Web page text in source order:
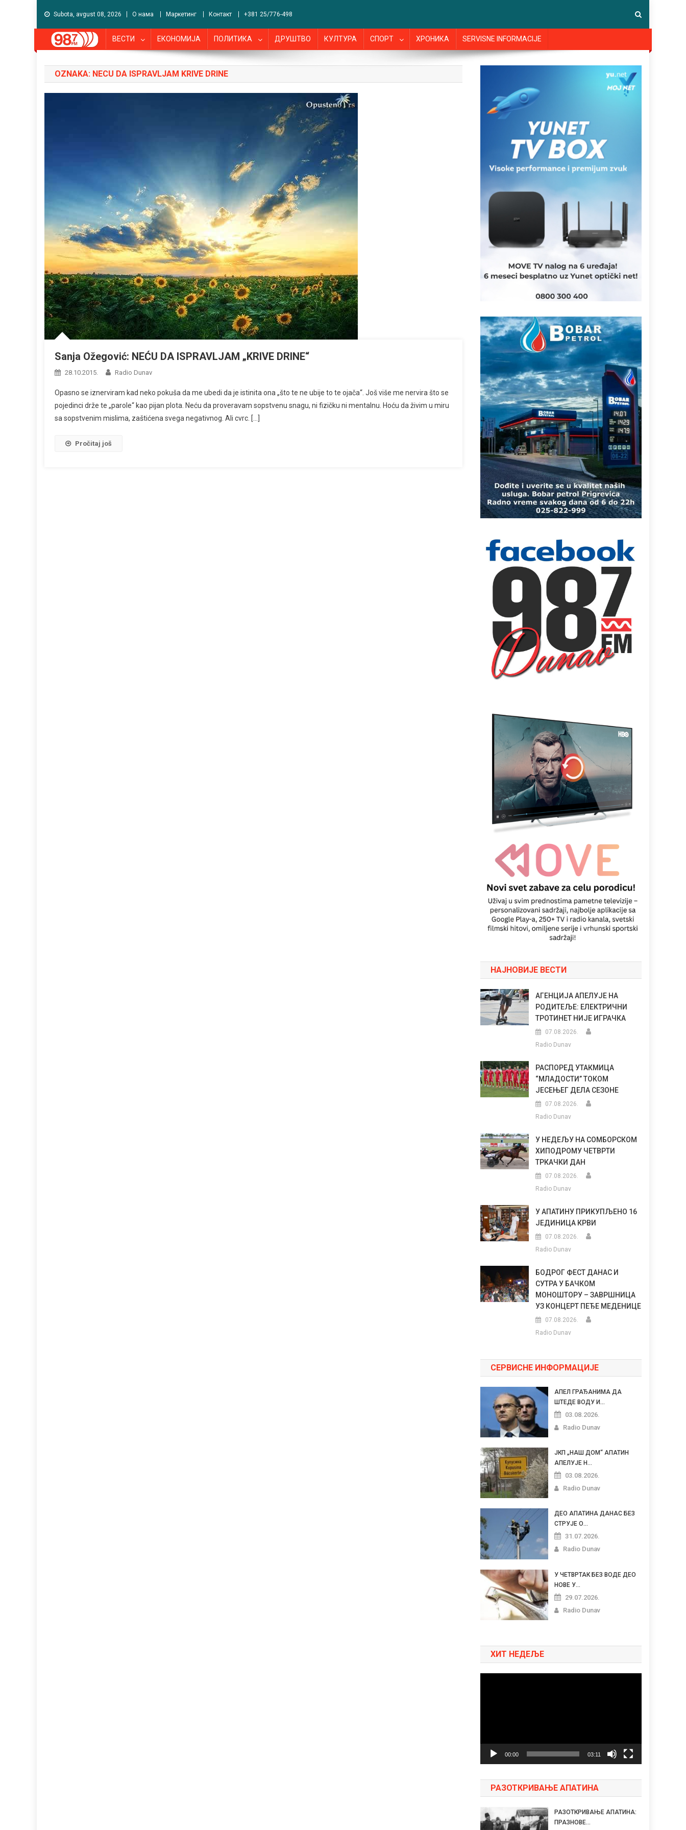
Subota, avgust 08, 2026 О нама Маркетинг Контакт +381 25/776-498
ВЕСТИ ЕКОНОМИЈА ПОЛИТИКА ДРУШТВО КУЛТУРА СПОРТ ХРОНИКА SERVISNE INFORMACIJE
OZNAKA: NECU DA ISPRAVLJAM KRIVE DRINE
Sanja Ožegović: NEĆU DA ISPRAVLJAM „KRIVE DRINE“
28.10.2015. Radio Dunav
Opasno se iznerviram kad neko pokuša da me ubedi da je istinita ona „što te ne ubije to te ojača“. Još više me nervira što se
pojedinci drže te „parole“ kao pijan plota. Neću da proveravam sopstvenu snagu, ni fizičku ni mentalnu. Hoću da živim u miru
sa sopstvenim mislima, zaštićena svega negativnog. Ali cvrc. […]
Pročitaj još
НАЈНОВИЈЕ ВЕСТИ
АГЕНЦИЈА АПЕЛУЈЕ НА
РОДИТЕЉЕ: ЕЛЕКТРИЧНИ
ТРОТИНЕТ НИЈЕ ИГРАЧКА
07.08.2026.
Radio Dunav
РАСПОРЕД УТАКМИЦА
“МЛАДОСТИ” ТОКОМ
ЈЕСЕЊЕГ ДЕЛА СЕЗОНЕ
07.08.2026.
Radio Dunav
У НЕДЕЉУ НА СОМБОРСКОМ
ХИПОДРОМУ ЧЕТВРТИ
ТРКАЧКИ ДАН
07.08.2026.
Radio Dunav
У АПАТИНУ ПРИКУПЉЕНО 16
ЈЕДИНИЦА КРВИ
07.08.2026.
Radio Dunav
БОДРОГ ФЕСТ ДАНАС И
СУТРА У БАЧКОМ
МОНОШТОРУ – ЗАВРШНИЦА
УЗ КОНЦЕРТ ПЕЂЕ МЕДЕНИЦЕ
07.08.2026.
Radio Dunav
СЕРВИСНЕ ИНФОРМАЦИЈЕ
АПЕЛ ГРАЂАНИМА ДА
ШТЕДЕ ВОДУ И...
03.08.2026.
Radio Dunav
ЈКП „НАШ ДОМ“ АПАТИН
АПЕЛУЈЕ Н...
03.08.2026.
Radio Dunav
ДЕО АПАТИНА ДАНАС БЕЗ
СТРУЈЕ О...
31.07.2026.
Radio Dunav
У ЧЕТВРТАК БЕЗ ВОДЕ ДЕО
НОВЕ У...
29.07.2026.
Radio Dunav
ХИТ НЕДЕЉЕ
00:00 03:11
РАЗОТКРИВАЊЕ АПАТИНА
РАЗОТКРИВАЊЕ АПАТИНА:
ПРАЗНОВЕ...